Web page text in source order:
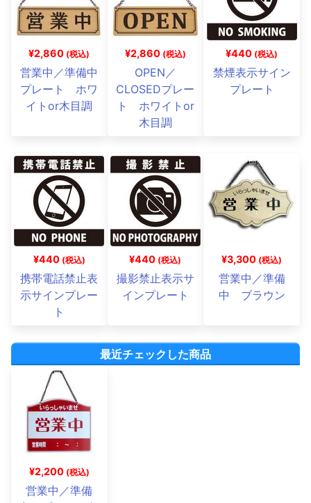
¥2,860 (税込)
営業中／準備中
プレート ホワ
イトor木目調
¥2,860 (税込)
OPEN／
CLOSEDプレー
ト ホワイトor
木目調
¥440 (税込)
禁煙表示サイン
プレート
¥440 (税込)
携帯電話禁止表
示サインプレー
ト
¥440 (税込)
撮影禁止表示サ
インプレート
¥3,300 (税込)
営業中／準備
中 ブラウン
最近チェックした商品
¥2,200 (税込)
営業中／準備